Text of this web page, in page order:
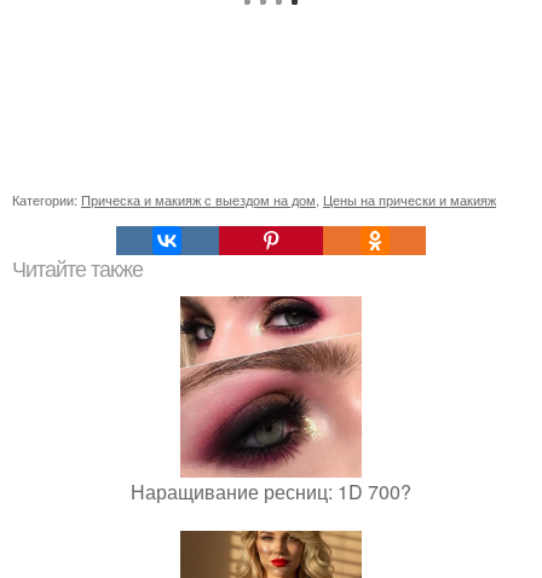
Категории: Прическа и макияж с выездом на дом Цены на прически и макияж
Читайте также
Наращивание ресниц: 1D 700?